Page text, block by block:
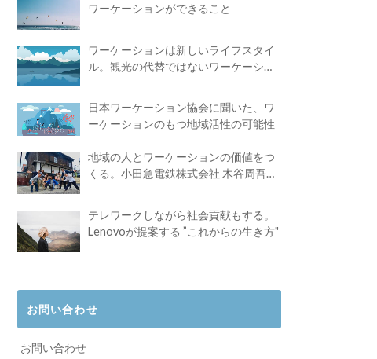
ワーケーションができること
ワーケーションは新しいライフスタイ
ル。観光の代替ではないワーケーショ
日本ワーケーション協会に聞いた、ワ
ーケーションのもつ地域活性の可能性
地域の人とワーケーションの価値をつ
くる。小田急電鉄株式会社 木谷周吾さ
テレワークしながら社会貢献もする。
Lenovoが提案する ”これからの生き方"
お問い合わせ
お問い合わせ